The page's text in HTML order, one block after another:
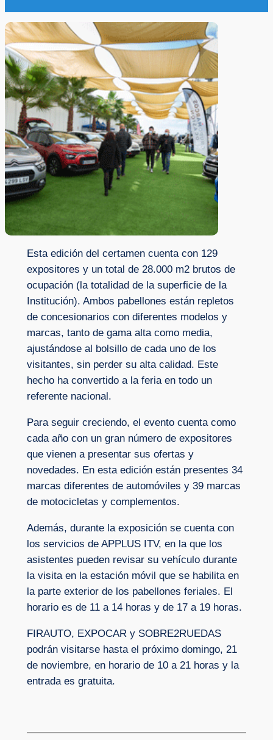
Esta edición del certamen cuenta con 129
expositores y un total de 28.000 m2 brutos de
ocupación (la totalidad de la superficie de la
Institución). Ambos pabellones están repletos
de concesionarios con diferentes modelos y
marcas, tanto de gama alta como media,
ajustándose al bolsillo de cada uno de los
visitantes, sin perder su alta calidad. Este
hecho ha convertido a la feria en todo un
referente nacional.
Para seguir creciendo, el evento cuenta como
cada año con un gran número de expositores
que vienen a presentar sus ofertas y
novedades. En esta edición están presentes 34
marcas diferentes de automóviles y 39 marcas
de motocicletas y complementos.
Además, durante la exposición se cuenta con
los servicios de APPLUS ITV, en la que los
asistentes pueden revisar su vehículo durante
la visita en la estación móvil que se habilita en
la parte exterior de los pabellones feriales. El
horario es de 11 a 14 horas y de 17 a 19 horas.
FIRAUTO, EXPOCAR y SOBRE2RUEDAS
podrán visitarse hasta el próximo domingo, 21
de noviembre, en horario de 10 a 21 horas y la
entrada es gratuita.